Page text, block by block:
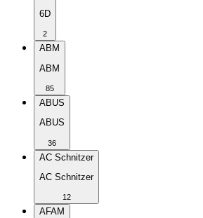
6D
2
ABM
ABM
85
ABUS
ABUS
36
AC Schnitzer
AC Schnitzer
12
AFAM